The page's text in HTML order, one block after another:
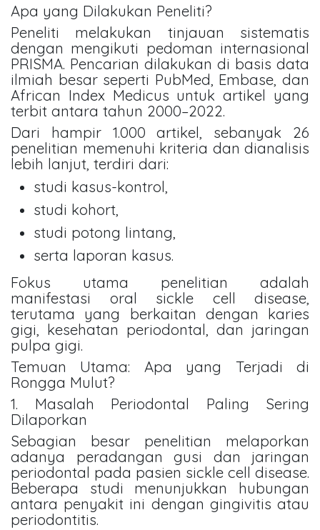
Apa yang Dilakukan Peneliti?
Peneliti melakukan tinjauan sistematis
dengan mengikuti pedoman internasional
PRISMA. Pencarian dilakukan di basis data
ilmiah besar seperti PubMed, Embase, dan
African Index Medicus untuk artikel yang
terbit antara tahun 2000–2022.
Dari hampir 1.000 artikel, sebanyak 26
penelitian memenuhi kriteria dan dianalisis
lebih lanjut, terdiri dari:
studi kasus-kontrol,
studi kohort,
studi potong lintang,
serta laporan kasus.
Fokus utama penelitian adalah
manifestasi oral sickle cell disease,
terutama yang berkaitan dengan karies
gigi, kesehatan periodontal, dan jaringan
pulpa gigi.
Temuan Utama: Apa yang Terjadi di
Rongga Mulut?
1. Masalah Periodontal Paling Sering
Dilaporkan
Sebagian besar penelitian melaporkan
adanya peradangan gusi dan jaringan
periodontal pada pasien sickle cell disease.
Beberapa studi menunjukkan hubungan
antara penyakit ini dengan gingivitis atau
periodontitis.